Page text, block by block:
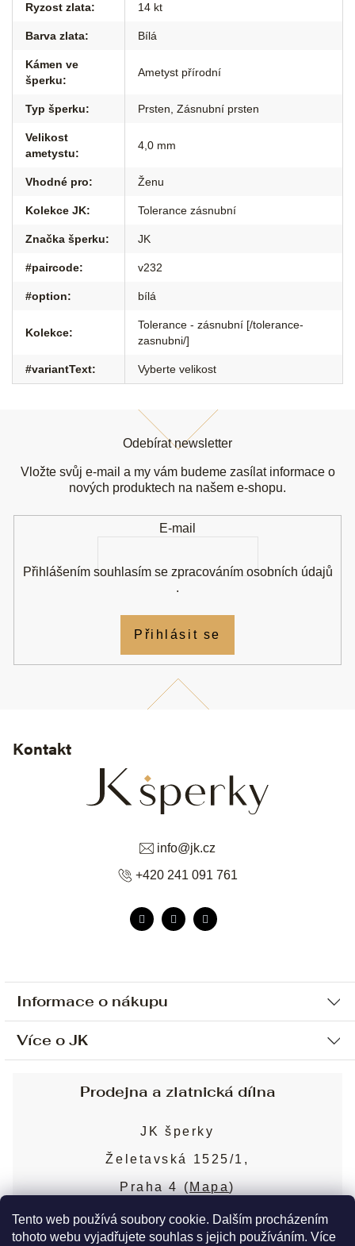
Tento web používá soubory cookie. Dalším procházením
tohoto webu vyjadřujete souhlas s jejich používáním. Více
Ryzost zlata: 14 kt
Barva zlata: Bílá
Kámen ve
šperku:
Ametyst přírodní
Typ šperku: Prsten Zásnubní prsten
Velikost
ametystu:
4,0 mm
Vhodné pro: Ženu
Kolekce JK: Tolerance zásnubní
Značka šperku: JK
#paircode: v232
#option: bílá
Kolekce:
Tolerance - zásnubní [/tolerance-
zasnubni/]
#variantText: Vyberte velikost
Informace o nákupu
Ochrana osobních údajů
Sjednání osobní schůzky
Obchodní podmínky
Puncovní značky
Více o JK
Blog
Nejčastější dotazy
Kontakt
info@jk.cz
+420 241 091 761
Odebírat newsletter
Vložte svůj e-mail a my vám budeme zasílat informace o
nových produktech na našem e-shopu.
E-mail
Přihlášením souhlasím se zpracováním osobních údajů
.
Přihlásit se
Prodejna a zlatnická dílna
JK šperky
Želetavská 1525/1,
Praha 4 ( Mapa)
Více o prodejně